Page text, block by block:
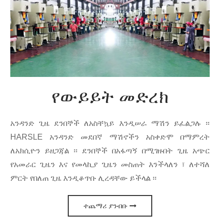
የውይይት መድረክ
አንዳንድ ጊዜ ደንበኞች ለአስቸኳይ እንዲሠራ ማሽን ይፈልጋሉ ፡፡
HARSLE አንዳንድ መደበኛ ማሽኖችን አስቀድሞ በማምረት
ለአክሲዮን ይዘጋጃል ፡፡ ደንበኞች በአፋጣኝ በሚገዙበት ጊዜ አጭር
የአመራር ጊዜን እና የመላኪያ ጊዜን መስጠት እንችላለን ፣ ለተሻለ
ምርት የበለጠ ጊዜ እንዲቆጥቡ ሊረዳቸው ይችላል ፡፡
ተጨማሪ ያንብቡ